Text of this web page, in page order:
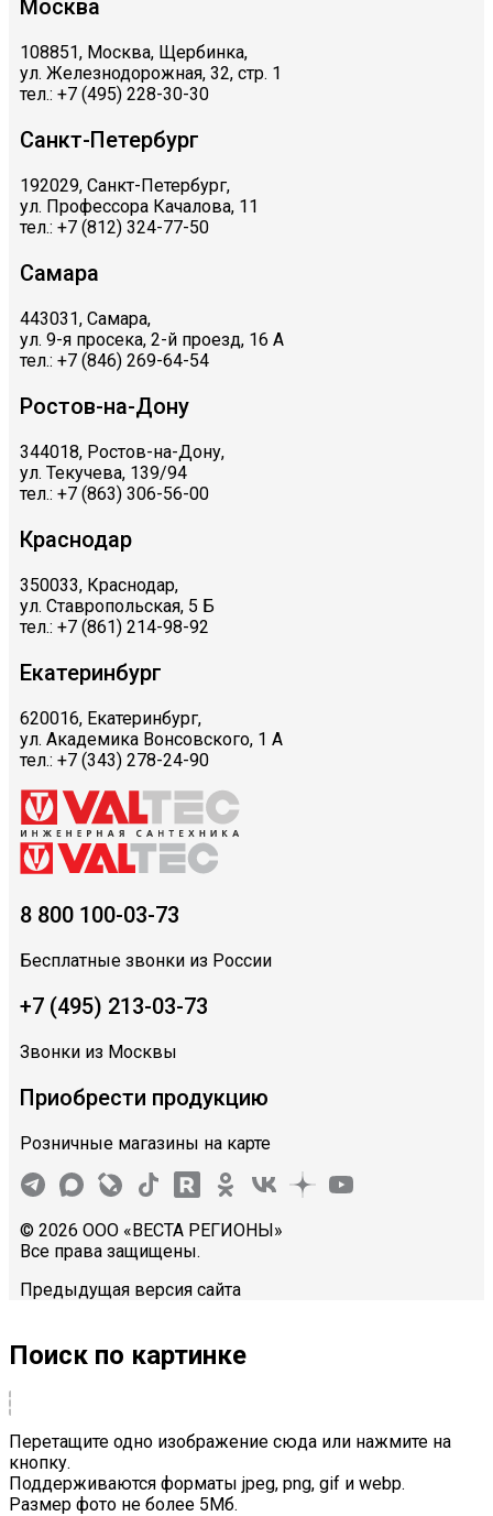
Москва
108851, Москва, Щербинка,
ул. Железнодорожная, 32, стр. 1
тел.: +7 (495) 228-30-30
Санкт-Петербург
192029, Санкт-Петербург,
ул. Профессора Качалова, 11
тел.: +7 (812) 324-77-50
Самара
443031, Самара,
ул. 9-я просека, 2-й проезд, 16 А
тел.: +7 (846) 269-64-54
Ростов-на-Дону
344018, Ростов-на-Дону,
ул. Текучева, 139/94
тел.: +7 (863) 306-56-00
Краснодар
350033, Краснодар,
ул. Ставропольская, 5 Б
тел.: +7 (861) 214-98-92
Екатеринбург
620016, Екатеринбург,
ул. Академика Вонсовского, 1 А
тел.: +7 (343) 278-24-90
8 800 100-03-73
Бесплатные звонки из России
+7 (495) 213-03-73
Звонки из Москвы
Приобрести продукцию
Розничные магазины на карте
© 2026 ООО «ВЕСТА РЕГИОНЫ»
Все права защищены.
Предыдущая версия сайта
Поиск по картинке
Перетащите одно изображение сюда или нажмите на
кнопку.
Поддерживаются форматы jpeg, png, gif и webp.
Размер фото не более 5Mб.